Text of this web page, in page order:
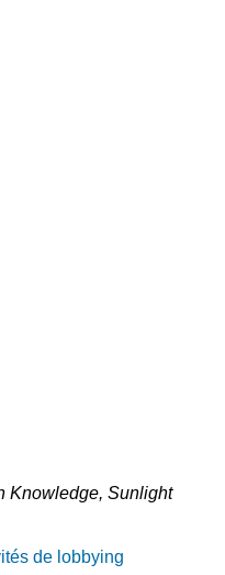
Knowledge, Sunlight
de lobbying